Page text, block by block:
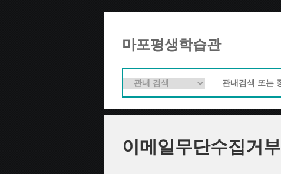
마포평생학습관
이메일무단수집거부